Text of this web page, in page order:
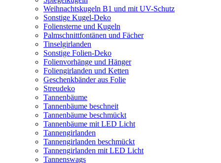
Weihnachtskugeln B1 und mit UV-Schutz
Sonstige Kugel-Deko
Foliensterne und Kugeln
Palmschnittfontänen und Fächer
Tinselgirlanden
Sonstige Folien-Deko
Folienvorhänge und Hänger
Foliengirlanden und Ketten
Geschenkbänder aus Folie
Streudeko
Tannenbäume
Tannenbäume beschneit
Tannenbäume beschmückt
Tannenbäume mit LED Licht
Tannengirlanden
Tannengirlanden beschmückt
Tannengirlanden mit LED Licht
Tannenswags